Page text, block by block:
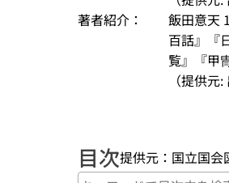
著者紹介：
飯田意天
百話』『
覧』『甲
（提供
目次提供元：国立国会